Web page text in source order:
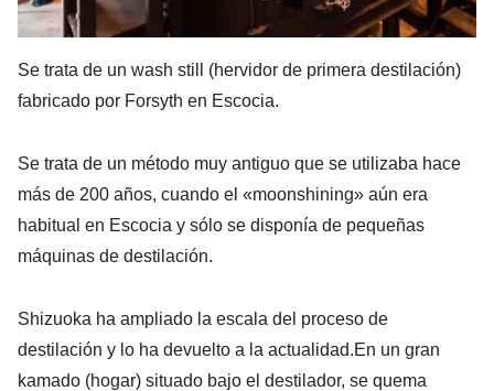
Se trata de un wash still (hervidor de primera destilación)
fabricado por Forsyth en Escocia.
Se trata de un método muy antiguo que se utilizaba hace
más de 200 años, cuando el «moonshining» aún era
habitual en Escocia y sólo se disponía de pequeñas
máquinas de destilación.
Shizuoka ha ampliado la escala del proceso de
destilación y lo ha devuelto a la actualidad.En un gran
kamado (hogar) situado bajo el destilador, se quema